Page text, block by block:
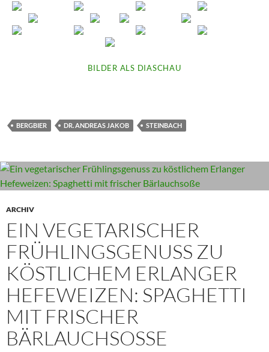
BILDER ALS DIASCHAU
BERGBIER DR. ANDREAS JAKOB STEINBACH
ARCHIV
EIN VEGETARISCHER
FRÜHLINGSGENUSS ZU
KÖSTLICHEM ERLANGER
HEFEWEIZEN: SPAGHETTI
MIT FRISCHER
BÄRLAUCHSOSSE